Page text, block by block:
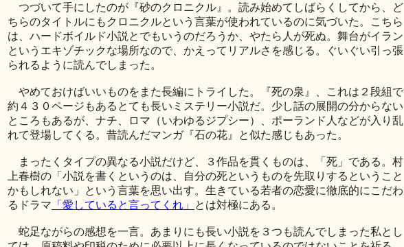
つづいて手にしたのが『砂のクロニクル』。読み始めてしばらくしてから、ど
ちらのタイトルにもクロニクルという言葉が使われているのに気づいた。こちら
は、ハードボイルド小説とでもいうのだろうか、やたら人が死ぬ。舞台がイラン
というエキゾチックな場所なので、かえってリアルさを感じる。ぐいぐい引っ張
られるように読んでしまった。
やめておけばいいものをまた長編にトライした。『死の泉』、これは２段組で
約４３０ページもあるとても長いミステリー小説だ。少し話の展開の分からない
ところもあるが、ナチ、ロマ（いわゆるジプシー）、ポーランド人などが入り乱
れて登場してくる。昔読んだマンガ『石の花』と似た感じもあった。
まったくタイプの異なる小説だけど、３作品を貫くものは、「死」である。村
上春樹の「小説を書くというのは、自分の死というものを先取りするということ
かもしれない」という言葉を思い出す。生きている若者の恋愛に徹底的にこだわ
るドラマ 「愛していると言ってくれ」 とは対極にある。
蛇足ながらの感想を一言。あまりにも長い小説を３つも読んでしまった私とし